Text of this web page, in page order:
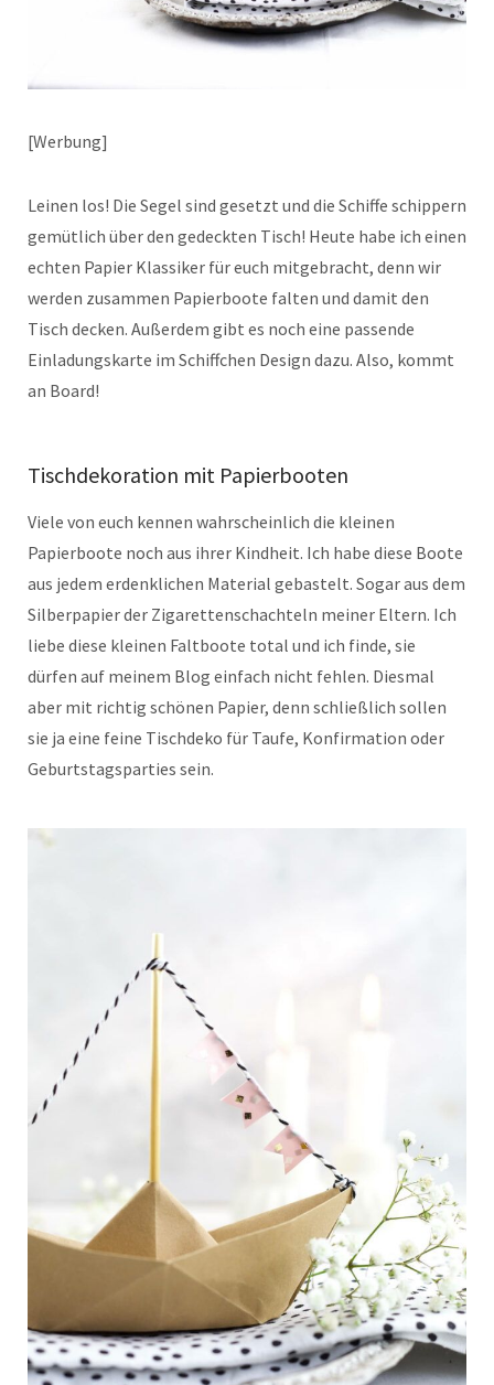
[Werbung]
Leinen los! Die Segel sind gesetzt und die Schiffe schippern
gemütlich über den gedeckten Tisch! Heute habe ich einen
echten Papier Klassiker für euch mitgebracht, denn wir
werden zusammen Papierboote falten und damit den
Tisch decken. Außerdem gibt es noch eine passende
Einladungskarte im Schiffchen Design dazu. Also, kommt
an Board!
Tischdekoration mit Papierbooten
Viele von euch kennen wahrscheinlich die kleinen
Papierboote noch aus ihrer Kindheit. Ich habe diese Boote
aus jedem erdenklichen Material gebastelt. Sogar aus dem
Silberpapier der Zigarettenschachteln meiner Eltern. Ich
liebe diese kleinen Faltboote total und ich finde, sie
dürfen auf meinem Blog einfach nicht fehlen. Diesmal
aber mit richtig schönen Papier, denn schließlich sollen
sie ja eine feine Tischdeko für Taufe, Konfirmation oder
Geburtstagsparties sein.